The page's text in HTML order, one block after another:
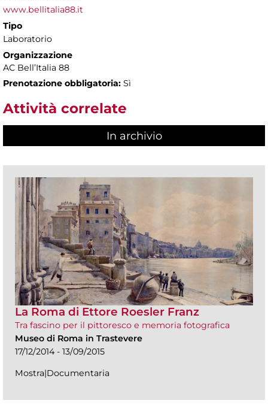
www.bellitalia88.it
Tipo
Laboratorio
Organizzazione
AC Bell’Italia 88
Prenotazione obbligatoria: Sì
Attività correlate
In archivio
La Roma di Ettore Roesler Franz
Tra fascino per il pittoresco e memoria fotografica
Museo di Roma in Trastevere
17/12/2014 - 13/09/2015
Mostra|Documentaria